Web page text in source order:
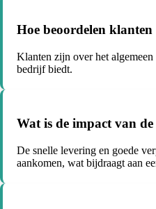
Hoe beoordelen
Klanten zijn over het
bedrijf biedt.
Wat is de impact van
De snelle levering en goede
aankomen, wat bijdraagt aan